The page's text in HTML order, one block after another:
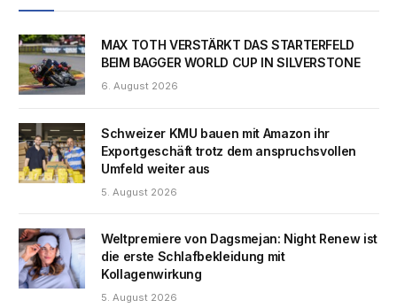
MAX TOTH VERSTÄRKT DAS STARTERFELD
BEIM BAGGER WORLD CUP IN SILVERSTONE
6. August 2026
Schweizer KMU bauen mit Amazon ihr
Exportgeschäft trotz dem anspruchsvollen
Umfeld weiter aus
5. August 2026
Weltpremiere von Dagsmejan: Night Renew ist
die erste Schlafbekleidung mit
Kollagenwirkung
5. August 2026